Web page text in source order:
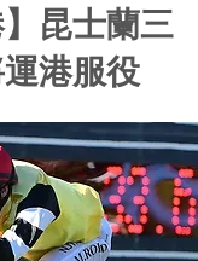
】昆士蘭三
港服役